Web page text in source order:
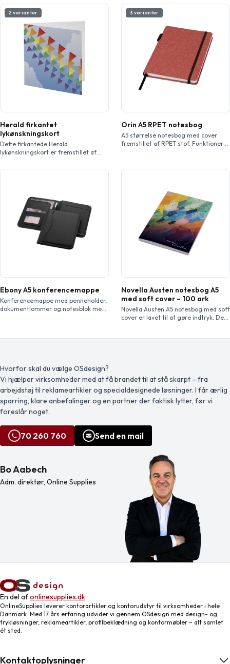
2 varianter
Herald firkantet
lykønskningskort
Dette firkantede Herald
lykønskningskort er fremstillet af
kan få tryk med dine egne design
lykønskningskort en ny dimension.
Leveres som standard med en hvid
kuvert. Kortstørrelse: 148 x 148 mm.
3 varianter
Orin A5 RPET notesbog
A5 størrelse notesbog med cover
fremstillet af RPET stof. Funktioner
båndmarkør. Pakket i et papomslag.
Ebony A5 konferencemappe
Konferencemappe med penneholder,
dokumentlommer og notesblok med
Novella Austen notesbog A5
med soft cover – 100 ark
Novella Austen A5 notesbog med soft
cover er lavet til at gøre indtryk. Det
du 100 fuldt brugerdefinerbare ark
på 80 g/m2, […]
Hvorfor skal du vælge OSdesign?
Vi hjælper virksomheder med at få brandet til at stå skarpt – fra
arbejdstøj til reklameartikler og specialdesignede løsninger. I får ærlig
sparring, klare anbefalinger og en partner der faktisk lytter, før vi
foreslår noget.
70 260 760 Send en mail
Bo Aabech
Adm. direktør, Online Supplies
En del afonlinesupplies.dk
OnlineSupplies leverer kontorartikler og kontorudstyr til virksomheder i hele
Danmark. Med 17 års erfaring udvider vi gennem OSdesign med design- og
trykløsninger, reklameartikler, profilbeklædning og kontormøbler – alt samlet
ét sted.
Kontaktoplysninger